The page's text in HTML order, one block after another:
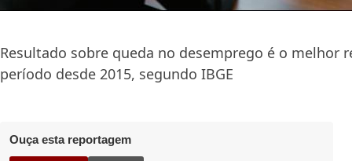
Resultado sobre queda no desemprego é o melhor
período desde 2015, segundo IBGE
Ouça esta reportagem